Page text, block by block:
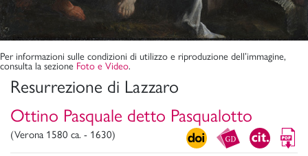
Resurrezione di Lazzaro
Ottino Pasquale detto Pasqualotto
(Verona 1580 ca. - 1630)
Per informazioni sulle condizioni di utilizzo e riproduzione dell’immagine,
consulta la sezione Foto e Video.